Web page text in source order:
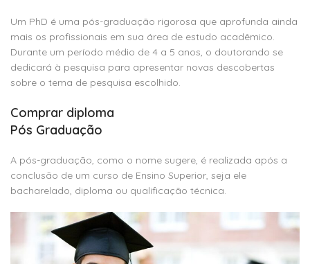
Um PhD é uma pós-graduação rigorosa que aprofunda ainda
mais os profissionais em sua área de estudo acadêmico.
Durante um período médio de 4 a 5 anos, o doutorando se
dedicará à pesquisa para apresentar novas descobertas
sobre o tema de pesquisa escolhido.
Comprar diploma
Pós Graduação
A pós-graduação, como o nome sugere, é realizada após a
conclusão de um curso de Ensino Superior, seja ele
bacharelado, diploma ou qualificação técnica.